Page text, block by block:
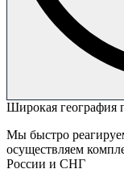
Широкая география
Мы быстро
осуществляем
России и СНГ